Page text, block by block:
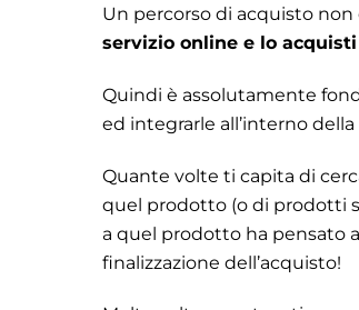
Un percorso di acquisto non
servizio online e lo
Quindi è assolutamente
ed integrarle all’interno della
Quante volte ti capita di
quel prodotto (o di prodotti
a quel prodotto ha pensato
finalizzazione dell’acquisto!